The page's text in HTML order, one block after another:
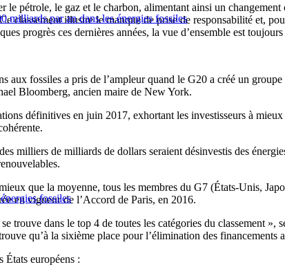
milliards par an dans les énergies fossiles
le pétrole, le gaz et le charbon, alimentant ainsi un
classement illustre le manque de prise de responsabilité et,
progrès ces dernières années, la vue d’ensemble est
aux fossiles a pris de l’ampleur quand le G20 a créé un
Bloomberg, ancien maire de New York.
définitives en juin 2017, exhortant les investisseurs à
milliers de milliards de dollars seraient désinvestis des
fossiles
que la moyenne, tous les membres du G7 (États-Unis,
en vigueur de l’Accord de Paris, en 2016.
trouve dans le top 4 de toutes les catégories du classement
qu’à la sixième place pour l’élimination des
États européens :